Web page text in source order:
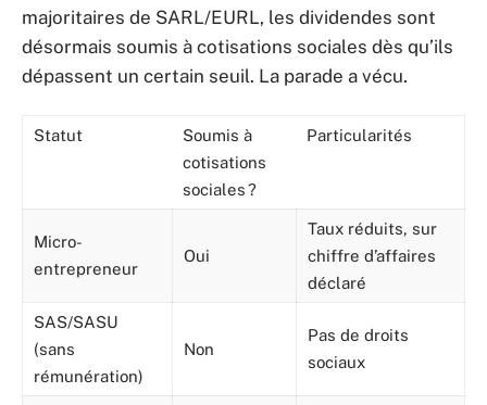
majoritaires de SARL/EURL, les dividendes sont
désormais soumis à cotisations sociales dès qu’ils
dépassent un certain seuil. La parade a vécu.
Statut
Soumis à
cotisations
sociales ?
Particularités
Micro-
entrepreneur
Oui
Taux réduits, sur
chiffre d’affaires
déclaré
SAS/SASU
(sans
rémunération)
Non
Pas de droits
sociaux